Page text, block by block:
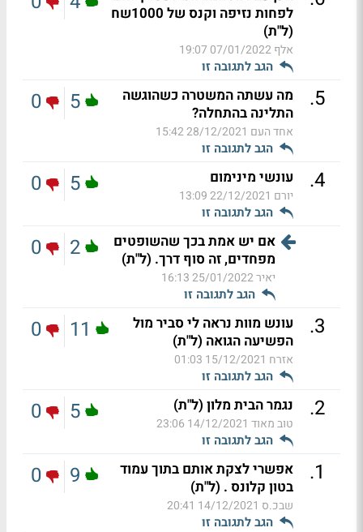
לפחות נזיפה וקנס של 1000שח
(ל"ת)
אלף07/01/2022 19:07
הגב לתגובה זו
5
.
מה עשתה המשטרה כשהוגשה
התלינה בהתחלה?
אחד העם 28/12/2021 15:42
הגב לתגובה זו
5
0
4
. עונשי מינימום
יורם 22/12/2021 13:09
הגב לתגובה זו
5
0
אם יש אמת בכך שהשופטים
מפחדים, זה סוף דרך. (ל"ת)
יאיר25/01/2022 16:13
הגב לתגובה זו
2
0
3
.
עונש מוות נראה לי סביר מול
הפשיעה הגואה (ל"ת)
אזרח 15/12/2021 01:03
הגב לתגובה זו
11
0
2
. נגמר הבית מלון (ל"ת)
טוב מאוד 14/12/2021 23:06
הגב לתגובה זו
5
0
1
.
אפשרי לצקת אותם בתוך עמוד
בטון קלונס . (ל"ת)
שבכ.ס 14/12/2021 20:41
הגב לתגובה זו
9
0